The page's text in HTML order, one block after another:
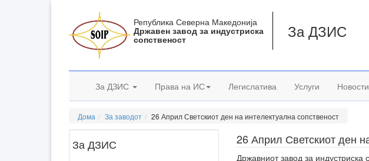
Република Северна Македонија
Државен завод за индустриска
сопственост За ДЗИС
За ДЗИС Права на ИС Легислатива Услуги Новости
Дома За заводот 26 Април Светскиот ден на интелектуална сопственост
За ДЗИС 26 Април Светскиот ден
Државниот завод за